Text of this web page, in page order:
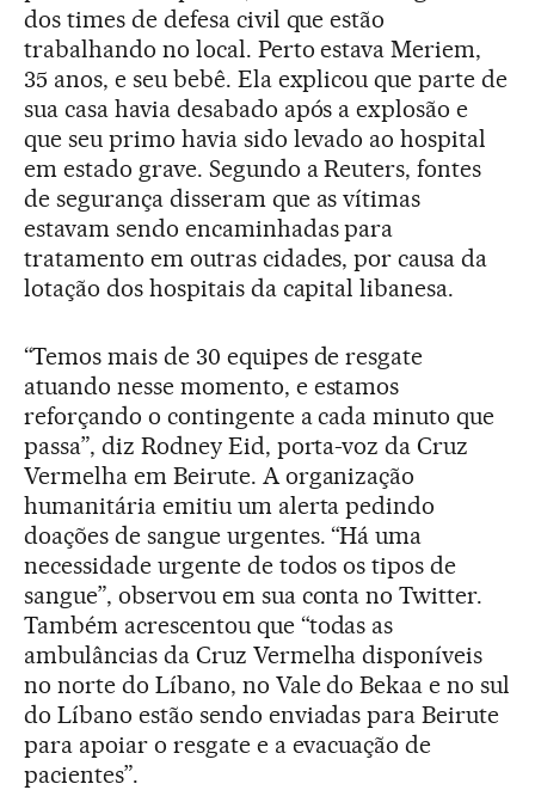
dos times de defesa civil que estão
trabalhando no local. Perto estava Meriem,
35 anos, e seu bebê. Ela explicou que parte de
sua casa havia desabado após a explosão e
que seu primo havia sido levado ao hospital
em estado grave. Segundo a Reuters, fontes
de segurança disseram que as vítimas
estavam sendo encaminhadas para
tratamento em outras cidades, por causa da
lotação dos hospitais da capital libanesa.
“Temos mais de 30 equipes de resgate
atuando nesse momento, e estamos
reforçando o contingente a cada minuto que
passa”, diz Rodney Eid, porta-voz da Cruz
Vermelha em Beirute. A organização
humanitária emitiu um alerta pedindo
doações de sangue urgentes. “Há uma
necessidade urgente de todos os tipos de
sangue”, observou em sua conta no Twitter.
Também acrescentou que “todas as
ambulâncias da Cruz Vermelha disponíveis
no norte do Líbano, no Vale do Bekaa e no sul
do Líbano estão sendo enviadas para Beirute
para apoiar o resgate e a evacuação de
pacientes”.